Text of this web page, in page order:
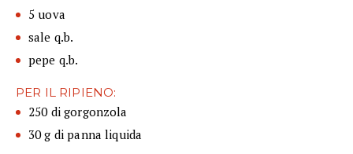
5 uova
sale q.b.
pepe q.b.
PER IL RIPIENO:
250 di gorgonzola
30 g di panna liquida